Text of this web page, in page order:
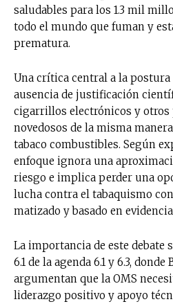
saludables para los 1.3 mil
todo el mundo que fuman y
prematura.
Una crítica central a la postura
ausencia de justificación
cigarrillos electrónicos y otros
novedosos de la misma
tabaco combustibles. Según
enfoque ignora una
riesgo e implica perder una
lucha contra el tabaquismo
matizado y basado en
La importancia de este debate
6.1 de la agenda 6.1 y 6.3,
argumentan que la OMS
liderazgo positivo y apoyo